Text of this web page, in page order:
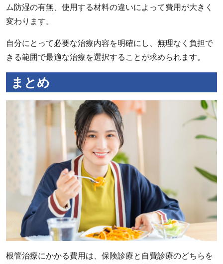
ム防湿の有無、使用する材料の違いによって費用が大きく
変わります。
自分にとって必要な治療内容を明確にし、無理なく負担で
きる範囲で最適な治療を選択することが求められます。
まとめ
根管治療にかかる費用は、保険診療と自費診療のどちらを